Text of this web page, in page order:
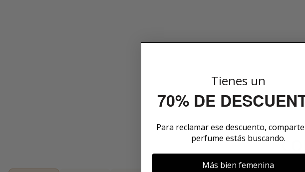
Tienes un
70% DE
Para reclamar ese descuento,
perfume estás buscando.
Más bien femenina